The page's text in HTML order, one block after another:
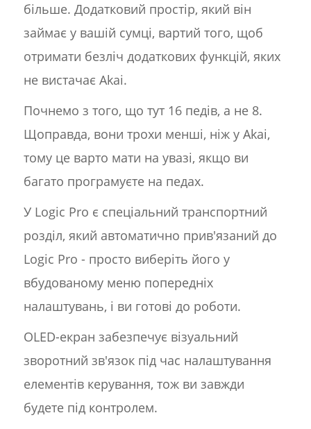
більше. Додатковий простір, який він
займає у вашій сумці, вартий того, щоб
отримати безліч додаткових функцій, яких
не вистачає Akai.
Почнемо з того, що тут 16 педів, а не 8.
Щоправда, вони трохи менші, ніж у Akai,
тому це варто мати на увазі, якщо ви
багато програмуєте на педах.
У Logic Pro є спеціальний транспортний
розділ, який автоматично прив'язаний до
Logic Pro - просто виберіть його у
вбудованому меню попередніх
налаштувань, і ви готові до роботи.
OLED-екран забезпечує візуальний
зворотний зв'язок під час налаштування
елементів керування, тож ви завжди
будете під контролем.